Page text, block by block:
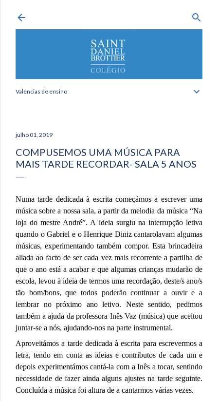
Valências de ensino
julho 01, 2019
COMPUSEMOS UMA MÚSICA PARA
MAIS TARDE RECORDAR- SALA 5 ANOS
Numa tarde dedicada à escrita começámos a escrever uma
música sobre a nossa sala, a partir da melodia da música “Na
loja do mestre André”. A ideia surgiu na interrupção letiva
quando o Gabriel e o Henrique Diniz cantarolavam algumas
músicas, experimentando também compor. Esta brincadeira
aliada ao facto de ser cada vez mais recorrente a partilha de
que o ano está a acabar e que algumas crianças mudarão de
escola, levou à ideia de termos uma recordação, deste/s ano/s
tão bom/bons, que todos poderão continuar a ouvir e a
lembrar no próximo ano letivo. Neste sentido, pedimos
também a ajuda da professora Inês Vaz (música) que aceitou
juntar-se a nós, ajudando-nos na parte instrumental.
Aproveitámos a tarde dedicada à escrita para escrevermos a
letra, tendo em conta as ideias e contributos de cada um e
depois experimentámos cantá-la com a Inês a tocar, sentindo
necessidade de fazer ainda alguns ajustes na tarde seguinte.
Concluída a música foi altura de a cantarmos várias vezes.